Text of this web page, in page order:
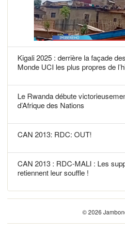
Kigali 2025 : derrière la façade
Monde UCI les plus propres de
Le Rwanda débute
d’Afrique des Nations
CAN 2013: RDC: OUT!
CAN 2013 : RDC-MALI : Les
retiennent leur souffle !
© 2026